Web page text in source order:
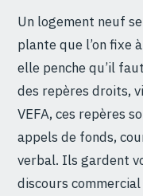
Un logement neuf
plante que l’on fixe
elle penche qu’il
des repères droits,
VEFA, ces repères
appels de fonds,
verbal. Ils gardent
discours